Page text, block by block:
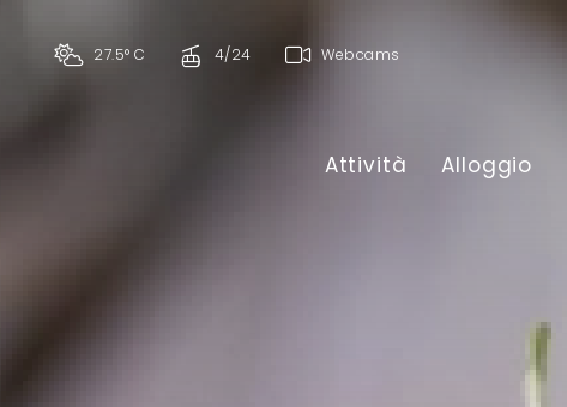
27.5° C 4/24 Webcams
Attività Alloggio